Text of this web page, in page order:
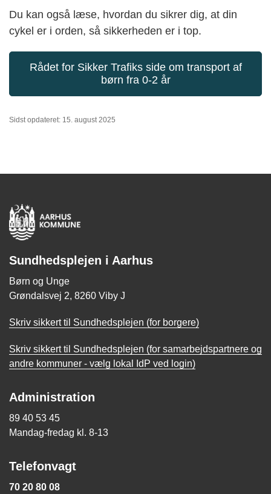
Du kan også læse, hvordan du sikrer dig, at din
cykel er i orden, så sikkerheden er i top.
Rådet for Sikker Trafiks side om transport af
børn fra 0-2 år
Sidst opdateret: 15. august 2025
Sundhedsplejen i Aarhus
Børn og Unge
Grøndalsvej 2, 8260 Viby J
Skriv sikkert til Sundhedsplejen (for borgere)
Skriv sikkert til Sundhedsplejen (for samarbejdspartnere og
andre kommuner - vælg lokal IdP ved login)
Administration
89 40 53 45
Mandag-fredag kl. 8-13
Telefonvagt
70 20 80 08